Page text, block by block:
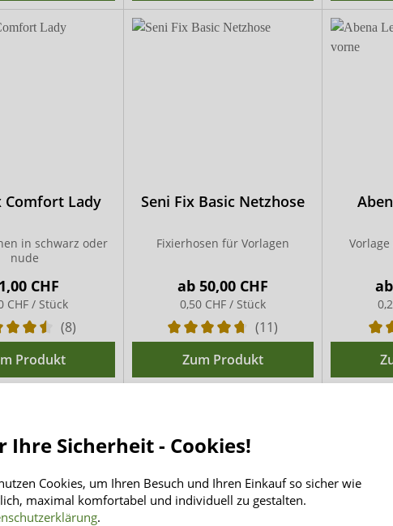
Comfort Lady
in schwarz oder
nude
CHF
CHF / Stück
(8)
Produkt
Seni Fix Basic Netzhose
Fixierhosen für Vorlagen
ab 50,00 CHF
0,50 CHF / Stück
(11)
Zum Produkt
ab
Versorgung nach der Entbindung
ist eine besonders vorsichtige Intimhygiene sehr
für die starken Blutungen nach der Geburt. Anders als
ohne jedoch auf Plastikfolien zu verzichten. Dadurch wird
Ihre Sicherheit - Cookies!
Cookies, um Ihren Besuch und Ihren Einkauf so sicher wie
maximal komfortabel und individuell zu gestalten.
.